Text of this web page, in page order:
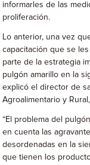
informarles de las
proliferación.
Lo anterior, una vez
capacitación que se
parte de la estrategia
pulgón amarillo en la
explicó el director de
Agroalimentario y
“El problema del
en cuenta las
desordenadas en la
que tienen los